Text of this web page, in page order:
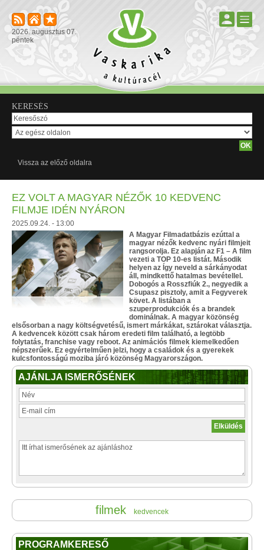
2026. augusztus 07.
péntek
KERESÉS
Vissza az előző oldalra
EZ VOLT A MAGYAR NÉZŐK 10 KEDVENC
FILMJE IDÉN NYÁRON
2025.09.24. - 13:00
A Magyar Filmadatbázis ezúttal a
magyar nézők kedvenc nyári filmjeit
rangsorolja. Ez alapján az F1 – A film
vezeti a TOP 10-es listát. Második
helyen az Így neveld a sárkányodat
áll, mindkettő hatalmas bevétellel.
Dobogós a Rosszfiúk 2., negyedik a
Csupasz pisztoly, amit a Fegyverek
követ. A listában a
szuperprodukciók és a brandek
dominálnak. A magyar közönség
elsősorban a nagy költségvetésű, ismert márkákat, sztárokat választja.
A kedvencek között csak három eredeti film található, a legtöbb
folytatás, franchise vagy reboot. Az animációs filmek kiemelkedően
népszerűek. Ez egyértelműen jelzi, hogy a családok és a gyerekek
kulcsfontosságú moziba járó közönség Magyarországon.
AJÁNLJA ISMERŐSÉNEK
filmek kedvencek
PROGRAMKERESŐ